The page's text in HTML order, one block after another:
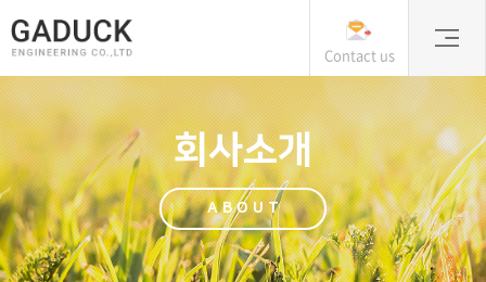
Contact us
회사소개
ABOUT